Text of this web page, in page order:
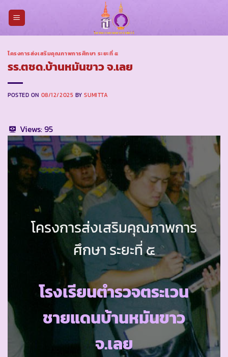
โครงการส่งเสริมคุณภาพการศึกษา ระยะที่ ๕
รร.ตชด.บ้านหมันขาว จ.เลย
POSTED ON 08/12/2025 BYSUMITTA
Views:95
โครงการส่งเสริมคุณภาพการ
ศึกษา ระยะที่ ๕
โรงเรียนตำรวจตระเวน
ชายแดนบ้านหมันขาว
จ.เลย